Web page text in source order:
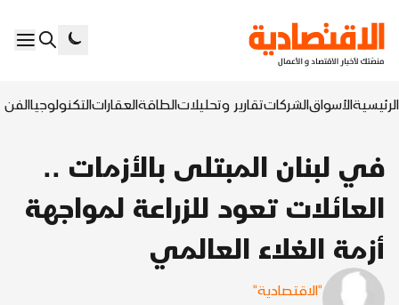
الرئيسيةالأسواقالشركاتتقارير وتحليلاتالطاقةالعقاراتالتكنولوجياالفن
في لبنان المبتلى بالأزمات ..
العائلات تعود للزراعة لمواجهة
أزمة الغلاء العالمي
"الاقتصادية"